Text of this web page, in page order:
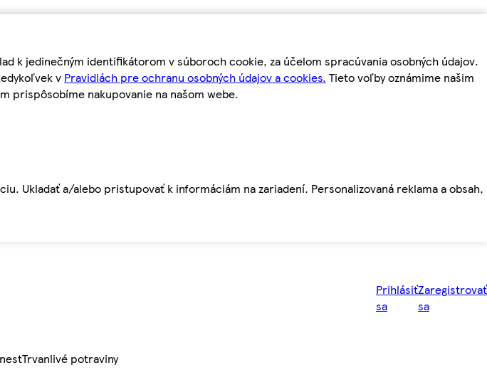
k jedinečným identifikátorom v súboroch cookie, za účelom spracúvania osobných údajov.
v Pravidlách pre ochranu osobných údajov a cookies. Tieto voľby oznámime našim
prispôsobíme nakupovanie na našom webe.
Ukladať a/alebo pristupovať k informáciám na zariadení. Personalizovaná reklama a obsah,
Prihlásiť
sa
Zaregistrovať
sa
Trvanlivé potraviny